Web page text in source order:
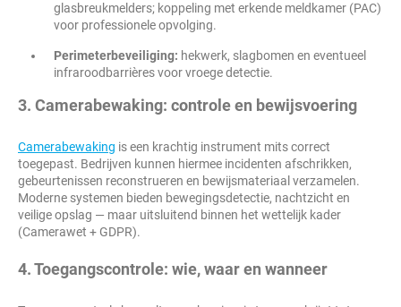
glasbreukmelders; koppeling met erkende meldkamer (PAC)
voor professionele opvolging.
Perimeterbeveiliging: hekwerk, slagbomen en eventueel
infraroodbarrières voor vroege detectie.
3. Camerabewaking: controle en bewijsvoering
Camerabewaking is een krachtig instrument mits correct
toegepast. Bedrijven kunnen hiermee incidenten afschrikken,
gebeurtenissen reconstrueren en bewijsmateriaal verzamelen.
Moderne systemen bieden bewegingsdetectie, nachtzicht en
veilige opslag — maar uitsluitend binnen het wettelijk kader
(Camerawet + GDPR).
4. Toegangscontrole: wie, waar en wanneer